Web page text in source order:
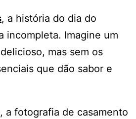
, a história do dia do
incompleta. Imagine um
mas sem os
que dão sabor e
a fotografia de casamento